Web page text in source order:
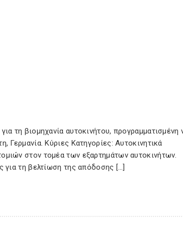
τη βιομηχανία αυτοκινήτου, προγραμματισμένη
Γερμανία. Κύριες Κατηγορίες: Αυτοκινητικά
στον τομέα των εξαρτημάτων αυτοκινήτων.
για τη βελτίωση της απόδοσης […]